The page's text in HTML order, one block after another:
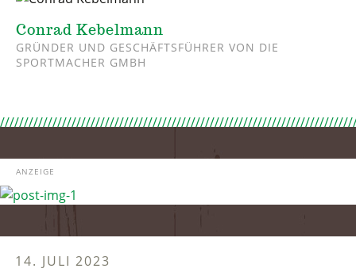
Conrad Kebelmann
GRÜNDER UND GESCHÄFTSFÜHRER VON DIE
SPORTMACHER GMBH
ANZEIGE
14. JULI 2023